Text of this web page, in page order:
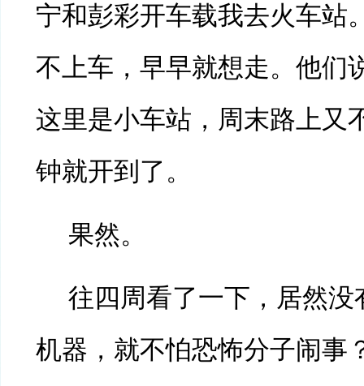
宁和彭彩开车载我去火车站
不上车，早早就想走。他们
这里是小车站，周末路上又
钟就开到了。
果然。
往四周看了一下，居然没
机器，就不怕恐怖分子闹事